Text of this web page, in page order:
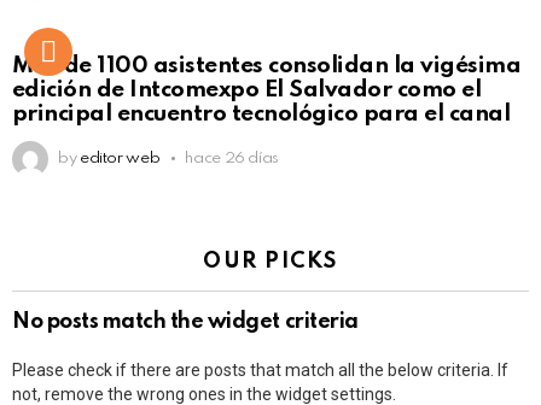
Más de 1100 asistentes consolidan la vigésima
edición de Intcomexpo El Salvador como el
principal encuentro tecnológico para el canal
by editor web hace 26 días
OUR PICKS
No posts match the widget criteria
Please check if there are posts that match all the below criteria. If
not, remove the wrong ones in the widget settings.